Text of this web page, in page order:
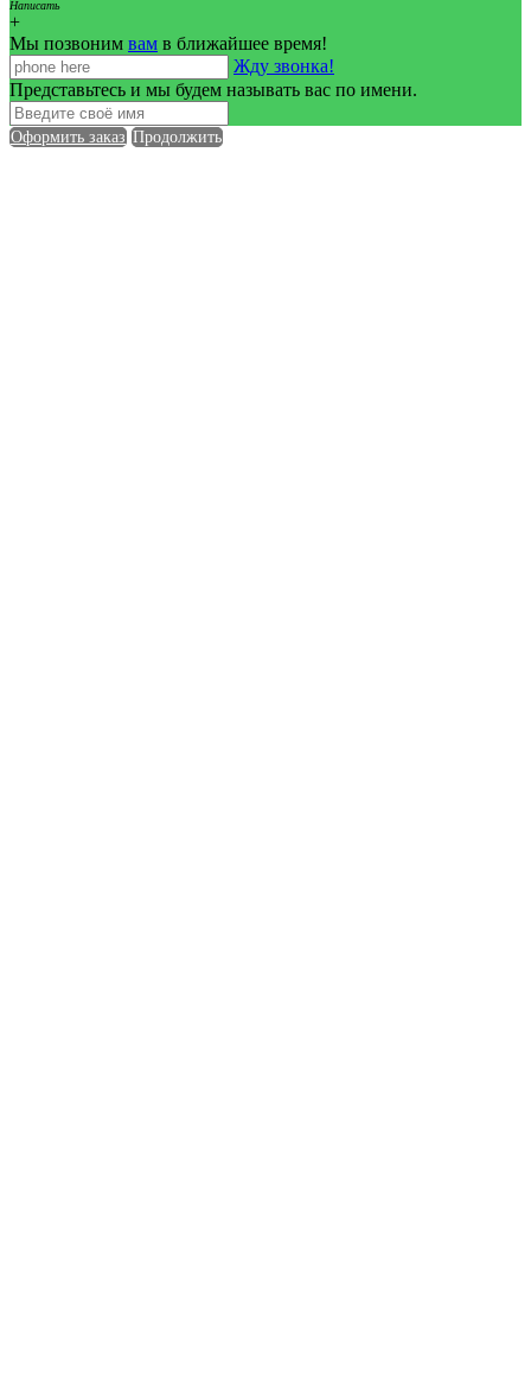
Написать
+
Мы позвоним вам в ближайшее время!
Жду звонка!
Представьтесь и мы будем называть вас по имени.
Оформить заказ Продолжить